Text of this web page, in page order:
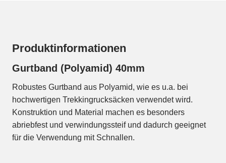
Produktinformationen
Gurtband (Polyamid) 40mm
Robustes Gurtband aus Polyamid, wie es u.a. bei
hochwertigen Trekkingrucksäcken verwendet wird.
Konstruktion und Material machen es besonders
abriebfest und verwindungssteif und dadurch geeignet
für die Verwendung mit Schnallen.